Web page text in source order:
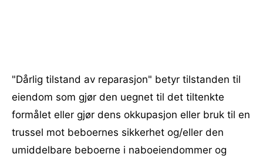
"Dårlig tilstand av reparasjon" betyr tilstanden til
eiendom som gjør den uegnet til det tiltenkte
formålet eller gjør dens okkupasjon eller bruk til en
trussel mot beboernes sikkerhet og/eller den
umiddelbare beboerne i naboeiendommer og